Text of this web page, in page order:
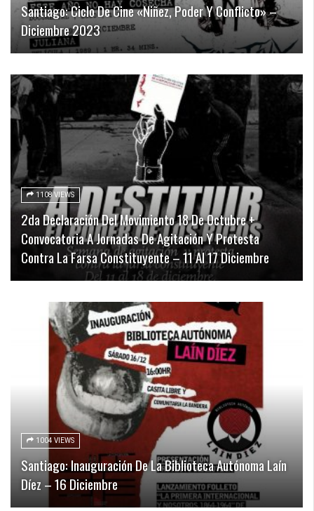
Santiago: Ciclo De Cine «Niñez, Poder Y Conflicto» –
Diciembre 2023
1108 VIEWS
2da Declaración Del Movimiento 18 De Octubre +
Convocatoria A Jornadas De Agitación Y Protesta
Contra La Farsa Constituyente – 11 Al 17 Diciembre
1004 VIEWS
Santiago: Inauguración De La Biblioteca Autónoma Laín
Díez – 16 Diciembre